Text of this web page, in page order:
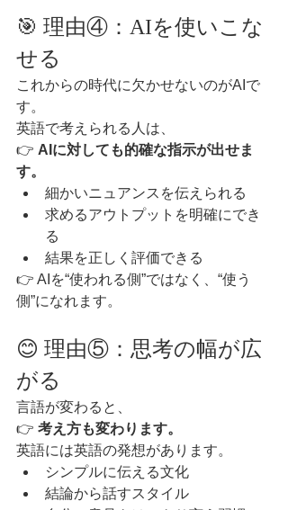
🎯 理由④：AIを使いこな
せる
これからの時代に欠かせないのがAIで
す。
英語で考えられる人は、
👉 AIに対しても的確な指示が出せま
す。
細かいニュアンスを伝えられる
求めるアウトプットを明確にでき
る
結果を正しく評価できる
👉 AIを“使われる側”ではなく、“使う
側”になれます。
😊 理由⑤：思考の幅が広
がる
言語が変わると、
👉 考え方も変わります。
英語には英語の発想があります。
シンプルに伝える文化
結論から話すスタイル